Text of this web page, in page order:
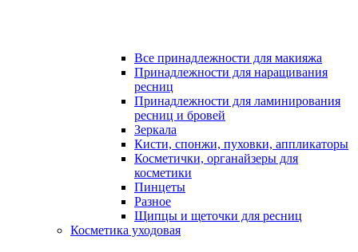
Все принадлежности для макияжа
Принадлежности для наращивания
ресниц
Принадлежности для ламинирования
ресниц и бровей
Зеркала
Кисти, спонжи, пуховки, аппликаторы
Косметички, органайзеры для
косметики
Пинцеты
Разное
Щипцы и щеточки для ресниц
Косметика уходовая